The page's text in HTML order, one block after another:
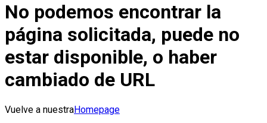
No podemos encontrar la
página solicitada, puede no
estar disponible, o haber
cambiado de URL
Vuelve a nuestraHomepage